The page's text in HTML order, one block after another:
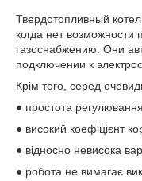
Твердотопливный
когда нет возможности
газоснабжению. Они
подключении к
Крім того, серед
● простота
● високий коефіцієнт
● відносно невисока
● робота не вимагає